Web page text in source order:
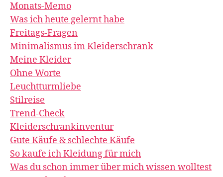
Monats-Memo
Was ich heute gelernt habe
Freitags-Fragen
Minimalismus im Kleiderschrank
Meine Kleider
Ohne Worte
Leuchtturmliebe
Stilreise
Trend-Check
Kleiderschrankinventur
Gute Käufe & schlechte Käufe
So kaufe ich Kleidung für mich
Was du schon immer über mich wissen wolltest